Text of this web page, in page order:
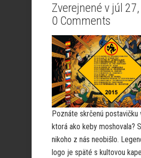
Zverejnené v júl
0 Comments
Poznáte skrčenú postavičku
ktorá ako keby moshovala?
nikoho z nás neobišlo.
logo je späté s kultovou